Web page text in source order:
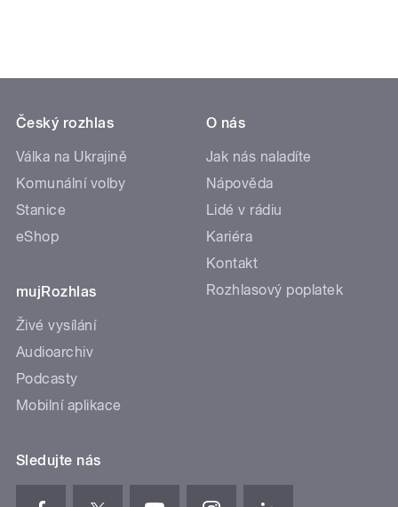
Český rozhlas
Válka na Ukrajině
Komunální volby
Stanice
eShop
mujRozhlas
Živé vysílání
Audioarchiv
Podcasty
Mobilní aplikace
O nás
Jak nás naladíte
Nápověda
Lidé v rádiu
Kariéra
Kontakt
Rozhlasový poplatek
Sledujte nás